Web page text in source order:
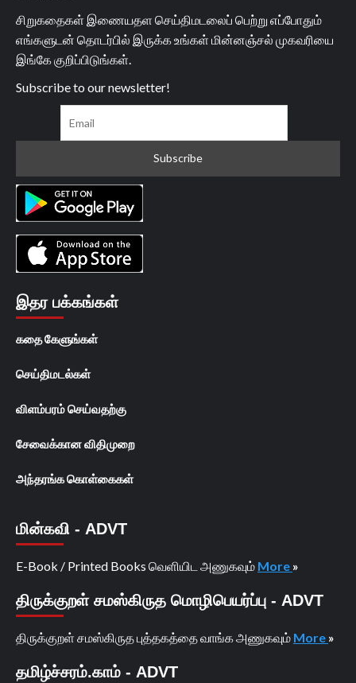
சிறுகதைகள் இணையதள செய்திமடலைப் பெற்று எப்போதும்
எங்களுடன் தொடர்பில் இருக்க உங்கள் மின்னஞ்சல் முகவரியை
இங்கே குறிப்பிடுங்கள்.
Subscribe to our newsletter!
இதர பக்கங்கள்
கதை கேளுங்கள்
செய்திமடல்கள்
விளம்பரம் செய்வதற்கு
சேவைக்கான விதிமுறை
அந்தரங்க கொள்கைகள்
மின்கவி - ADVT
E-Book / Printed Books வெளியிட அணுகவும் More »
திருக்குறள் சமஸ்கிருத மொழிபெயர்ப்பு - ADVT
திருக்குறள் சமஸ்கிருத புத்தகத்தை வாங்க அணுகவும் More »
தமிழ்ச்சரம்.காம் - ADVT